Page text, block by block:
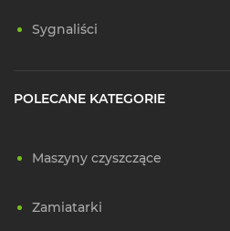
Sygnaliści
POLECANE KATEGORIE
Maszyny czyszczące
Zamiatarki